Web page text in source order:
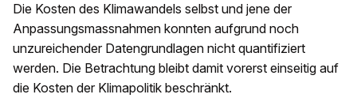
Die Kosten des Klimawandels selbst und jene der
Anpassungsmassnahmen konnten aufgrund noch
unzureichender Datengrundlagen nicht quantifiziert
werden. Die Betrachtung bleibt damit vorerst einseitig auf
die Kosten der Klimapolitik beschränkt.